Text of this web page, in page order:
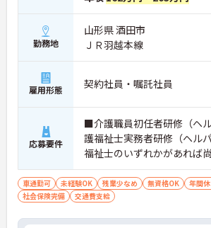
勤務地
山形県 酒田市
ＪＲ羽越本線
雇用形態 契約社員・嘱託社員
応募要件
■介護職員初任者研修（ヘ
護福祉士実務者研修（ヘル
福祉士のいずれかがあれば
があると尚良 ※無資格・未
車通勤可 未経験OK 残業少なめ 無資格OK
年間
社会保険完備
交通費支給